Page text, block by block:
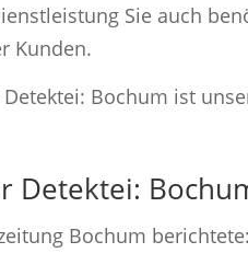
Sie auch
Kunden.
Detektei:
Bochum